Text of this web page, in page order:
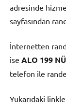
adresinde
sayfasından
İnternetten
ise ALO 199
telefon ile
Yukarıdaki